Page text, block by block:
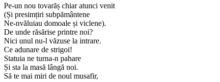
Pe-un nou tovarăș chiar atunci venit
(Și presimțiri subpământene
Ne-nvăluiau domoale și viclene).
De unde răsărise printre noi?
Nici unul nu-l văzuse la intrare.
Ce adunare de strigoi!
Statuia ne turna-n pahare
Și sta la masă lângă noi.
Să te mai miri de noul musafir,